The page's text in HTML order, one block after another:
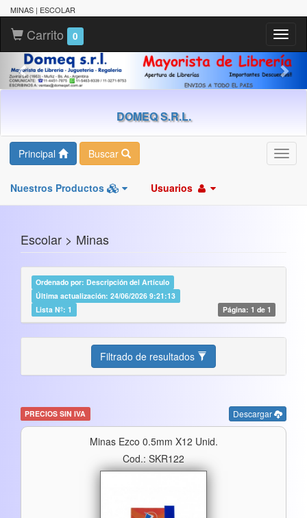
MINAS | ESCOLAR
Carrito 0
DOMEQ S.R.L.
Principal Buscar
Nuestros Productos Usuarios
Escolar > Minas
Ordenado por: Descripción del Artículo
Última actualización: 24/06/2026 9:21:13
Lista Nº: 1
Página: 1 de 1
Filtrado de resultados
PRECIOS SIN IVA Descargar
Minas Ezco 0.5mm X12 Unid.
Cod.: SKR122